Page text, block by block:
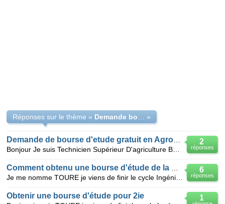
Réponses sur le thème « »
2
réponses
6
réponses
1
Obtenir une bourse d'étude pour 2ie